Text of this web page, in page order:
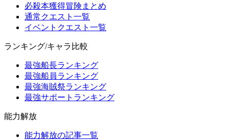
必殺本獲得冒険まとめ
通常クエスト一覧
イベントクエスト一覧
ランキング/キャラ比較
最強船長ランキング
最強船員ランキング
最強海賊祭ランキング
最強サポートランキング
能力解放
能力解放の記事一覧